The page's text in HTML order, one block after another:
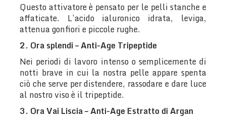
Questo attivatore è pensato per le pelli stanche e
affaticate. L’acido ialuronico idrata, leviga,
attenua gonfiori e piccole rughe.
2. Ora splendi – Anti-Age Tripeptide
Nei periodi di lavoro intenso o semplicemente di
notti brave in cui la nostra pelle appare spenta
ciò che serve per distendere, rassodare e dare luce
al nostro viso è il tripeptide.
3. Ora Vai Liscia – Anti-Age Estratto di Argan